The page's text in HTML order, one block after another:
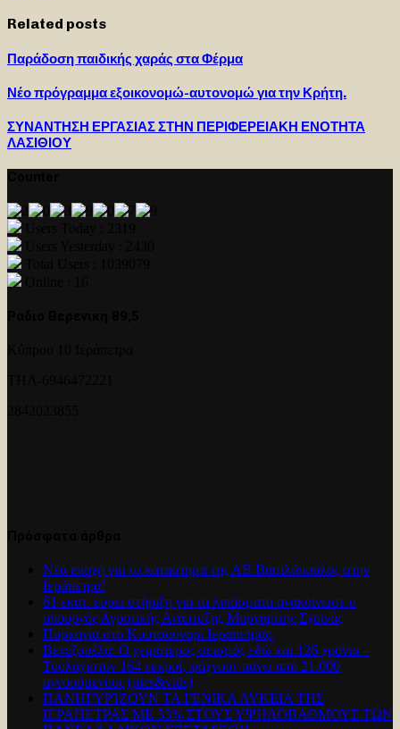
Related posts
Παράδοση παιδικής χαράς στα Φέρμα
Νέο πρόγραμμα εξοικονομώ-αυτονομώ για την Κρήτη.
ΣΥΝΑΝΤΗΣΗ ΕΡΓΑΣΙΑΣ ΣΤΗΝ ΠΕΡΙΦΕΡΕΙΑΚΗ ΕΝΟΤΗΤΑ
ΛΑΣΙΘΙΟΥ
Νέα εποχή για το καταστημα της ΑΒ Βασιλόπουλος στην
Ιεράπετρα!
61 εκατ. ευρώ στήριξη για τα λιπάσματα ανακοίνωσε ο
υπουργός Αγροτικής Ανάπτυξης Μαργαρίτης Σχοινάς
Πυρκαγια στο Κουτσουναρι Ιεραπετρας.
Βενεζουέλα: Ο χειρότερος σεισμός εδώ και 126 χρόνια –
Τουλάχιστον 164 νεκροί, ψάχνουν πάνω από 21.000
αγνοούμενους (pics&vids)
ΠΑΝΗΓΥΡΊΖΟΥΝ ΤΑ ΓΕΝΙΚΑ ΛΥΚΕΙΑ ΤΗΣ
ΙΕΡΑΠΕΤΡΑΣ ΜΕ 33% ΣΤΟΥΣ ΥΨΗΛΟΒΑΘΜΟΥΣ ΤΩΝ